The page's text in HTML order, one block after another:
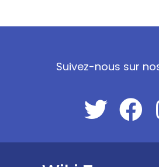
Suivez-nous sur